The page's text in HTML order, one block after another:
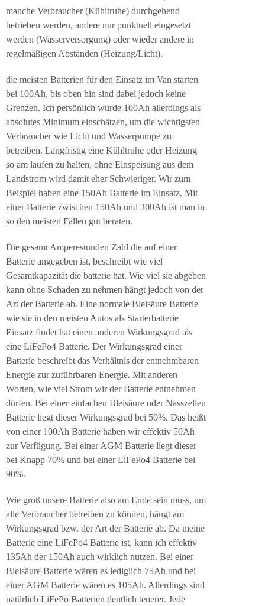
manche Verbraucher (Kühltruhe) durchgehend
betrieben werden, andere nur punktuell eingesetzt
werden (Wasserversorgung) oder wieder andere in
regelmäßigen Abständen (Heizung/Licht).
die meisten Batterien für den Einsatz im Van starten
bei 100Ah, bis oben hin sind dabei jedoch keine
Grenzen. Ich persönlich würde 100Ah allerdings als
absolutes Minimum einschätzen, um die wichtigsten
Verbraucher wie Licht und Wasserpumpe zu
betreiben. Langfristig eine Kühltruhe oder Heizung
so am laufen zu halten, ohne Einspeisung aus dem
Landstrom wird damit eher Schwieriger. Wir zum
Beispiel haben eine 150Ah Batterie im Einsatz. Mit
einer Batterie zwischen 150Ah und 300Ah ist man in
so den meisten Fällen gut beraten.
Die gesamt Amperestunden Zahl die auf einer
Batterie angegeben ist, beschreibt wie viel
Gesamtkapazität die batterie hat. Wie viel sie abgeben
kann ohne Schaden zu nehmen hängt jedoch von der
Art der Batterie ab. Eine normale Bleisäure Batterie
wie sie in den meisten Autos als Starterbatterie
Einsatz findet hat einen anderen Wirkungsgrad als
eine LiFePo4 Batterie. Der Wirkungsgrad einer
Batterie beschreibt das Verhältnis der entnehmbaren
Energie zur zuführbaren Energie. Mit anderen
Worten, wie viel Strom wir der Batterie entnehmen
dürfen. Bei einer einfachen Bleisäure oder Nasszellen
Batterie liegt dieser Wirkungsgrad bei 50%. Das heißt
von einer 100Ah Batterie haben wir effektiv 50Ah
zur Verfügung. Bei einer AGM Batterie liegt dieser
bei Knapp 70% und bei einer LiFePo4 Batterie bei
90%.
Wie groß unsere Batterie also am Ende sein muss, um
alle Verbraucher betreiben zu können, hängt am
Wirkungsgrad bzw. der Art der Batterie ab. Da meine
Batterie eine LiFePo4 Batterie ist, kann ich effektiv
135Ah der 150Ah auch wirklich nutzen. Bei einer
Bleisäure Batterie wären es lediglich 75Ah und bei
einer AGM Batterie wären es 105Ah. Allerdings sind
natürlich LiFePo Batterien deutlich teuerer. Jede